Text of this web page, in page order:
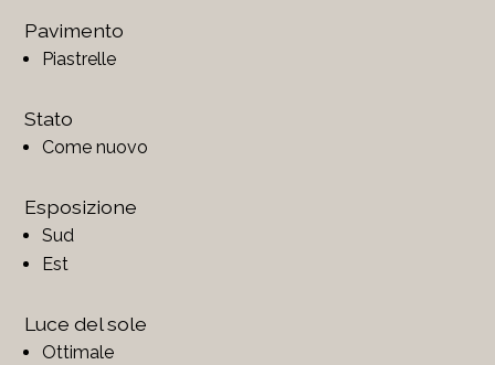
Pavimento
Piastrelle
Stato
Come nuovo
Esposizione
Sud
Est
Luce del sole
Ottimale